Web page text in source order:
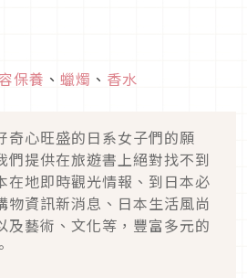
保養 、 蠟燭 、 香水
奇心旺盛的日系女子們的願
們提供在旅遊書上絕對找不到
在地即時觀光情報、到日本必
物資訊新消息、日本生活風尚
及藝術、文化等，豐富多元的